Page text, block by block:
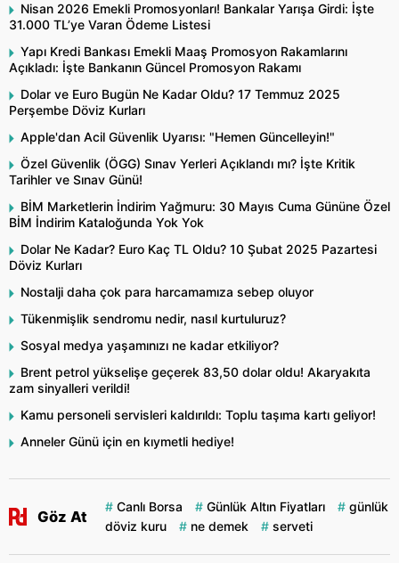
Nisan 2026 Emekli Promosyonları! Bankalar Yarışa Girdi: İşte
31.000 TL’ye Varan Ödeme Listesi
Yapı Kredi Bankası Emekli Maaş Promosyon Rakamlarını
Açıkladı: İşte Bankanın Güncel Promosyon Rakamı
Dolar ve Euro Bugün Ne Kadar Oldu? 17 Temmuz 2025
Perşembe Döviz Kurları
Apple'dan Acil Güvenlik Uyarısı: "Hemen Güncelleyin!"
Özel Güvenlik (ÖGG) Sınav Yerleri Açıklandı mı? İşte Kritik
Tarihler ve Sınav Günü!
BİM Marketlerin İndirim Yağmuru: 30 Mayıs Cuma Gününe Özel
BİM İndirim Kataloğunda Yok Yok
Dolar Ne Kadar? Euro Kaç TL Oldu? 10 Şubat 2025 Pazartesi
Döviz Kurları
Nostalji daha çok para harcamamıza sebep oluyor
Tükenmişlik sendromu nedir, nasıl kurtuluruz?
Sosyal medya yaşamınızı ne kadar etkiliyor?
Brent petrol yükselişe geçerek 83,50 dolar oldu! Akaryakıta
zam sinyalleri verildi!
Kamu personeli servisleri kaldırıldı: Toplu taşıma kartı geliyor!
Anneler Günü için en kıymetli hediye!
Göz At
Canlı Borsa Günlük Altın Fiyatları
günlük
döviz kuru
ne demek serveti